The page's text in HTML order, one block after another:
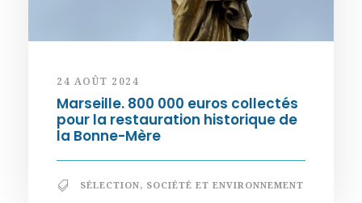
24 AOÛT 2024
Marseille. 800 000 euros collectés
pour la restauration historique de
la Bonne-Mère
SÉLECTION, SOCIÉTÉ ET ENVIRONNEMENT